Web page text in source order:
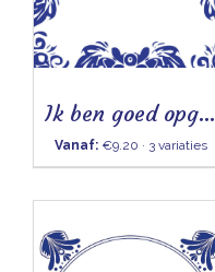
Ik ben goed opgevoed - Tegeltje
Vanaf:€9.20 · 3 variaties